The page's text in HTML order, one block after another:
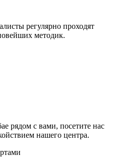
регулярно проходят
методик.
рядом с вами, посетите нас
нашего центра.